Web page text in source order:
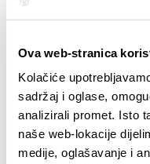
Ova web-stranica
Kolačiće
sadržaj i oglase,
analizirali promet. Isto
naše web-lokacije
medije, oglašavanje i
STUPA NA
INFORMACIJA –